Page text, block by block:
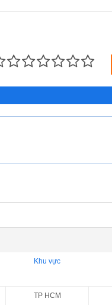
Khu vực
TP HCM